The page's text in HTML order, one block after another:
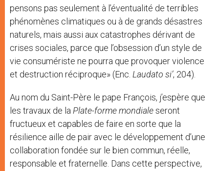
pensons pas seulement à l’éventualité de terribles
phénomènes climatiques ou à de grands désastres
naturels, mais aussi aux catastrophes dérivant de
crises sociales, parce que l’obsession d’un style de
vie consumériste ne pourra que provoquer violence
et destruction réciproque» (Enc. Laudato si’, 204).
Au nom du Saint-Père le pape François, j’espère que
les travaux de laPlate-forme mondialeseront
fructueux et capables de faire en sorte que la
résilience aille de pair avec le développement d’une
collaboration fondée sur le bien commun, réelle,
responsable et fraternelle. Dans cette perspective,